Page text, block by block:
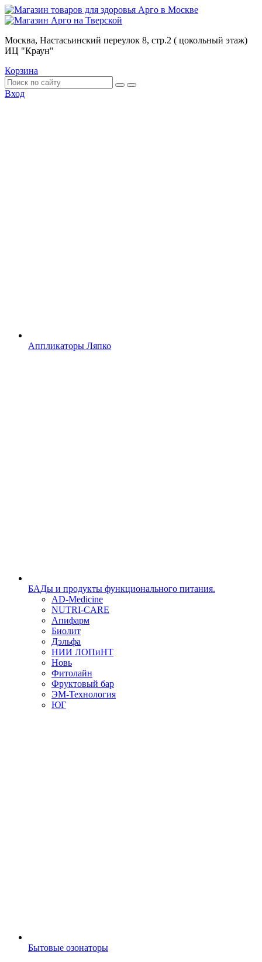
Москва, Настасьинский переулок 8, стр.2 ( цокольный этаж)
ИЦ "Краун"
Корзина
Вход
Аппликаторы Ляпко
БАДы и продукты функционального питания.
AD-Medicine
NUTRI-CARE
Апифарм
Биолит
Дэльфа
НИИ ЛОПиНТ
Новь
Фитолайн
Фруктовый бар
ЭМ-Технология
ЮГ
Бытовые озонаторы